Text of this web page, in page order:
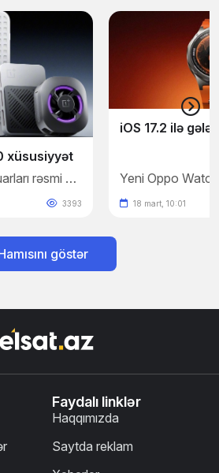
xüsusiyyət
OnePlus 15T aksesuarları rəsmi şəkillərlə təsdiqləndi
3393
iOS 17.2 ilə
18 mart, 10:01
göstər
Faydalı linklər
Haqqımızda
Saytda reklam